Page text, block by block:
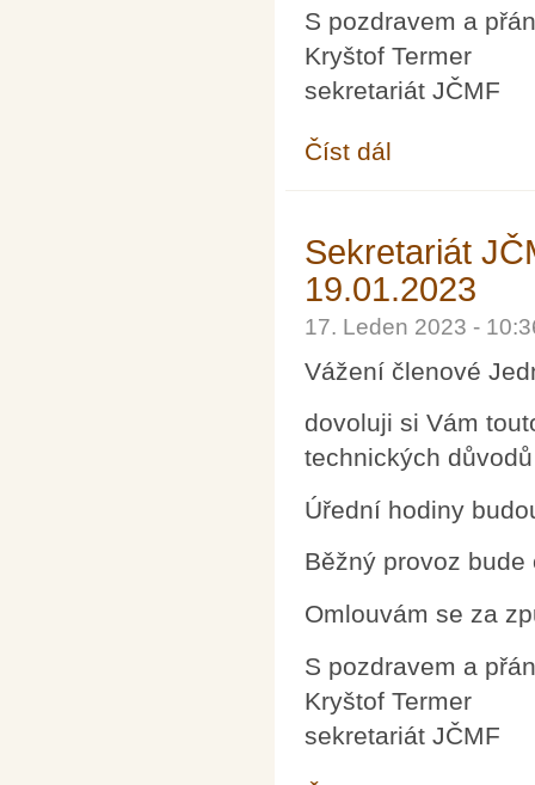
S pozdravem a
Kryštof Termer
sekretariát JČMF
Číst dál
Sekretariát
19.01.2023
17. Leden 2023 -
Vážení členové
dovoluji si Vám
technických
Úřední hodiny
Běžný provoz
Omlouvám se za
S pozdravem a
Kryštof Termer
sekretariát JČMF